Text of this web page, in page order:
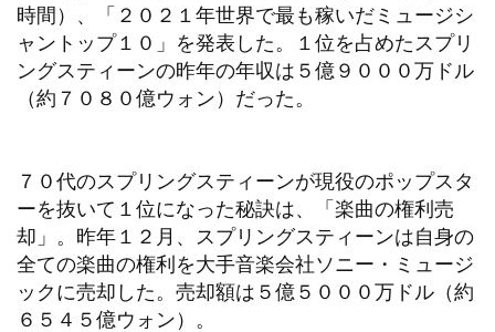
時間）、「２０２１年世界で最も稼いだミュージシ
ャントップ１０」を発表した。１位を占めたスプリ
ングスティーンの昨年の年収は５億９０００万ドル
（約７０８０億ウォン）だった。
７０代のスプリングスティーンが現役のポップスタ
ーを抜いて１位になった秘訣は、「楽曲の権利売
却」。昨年１２月、スプリングスティーンは自身の
全ての楽曲の権利を大手音楽会社ソニー・ミュージ
ックに売却した。売却額は５億５０００万ドル（約
６５４５億ウォン）。